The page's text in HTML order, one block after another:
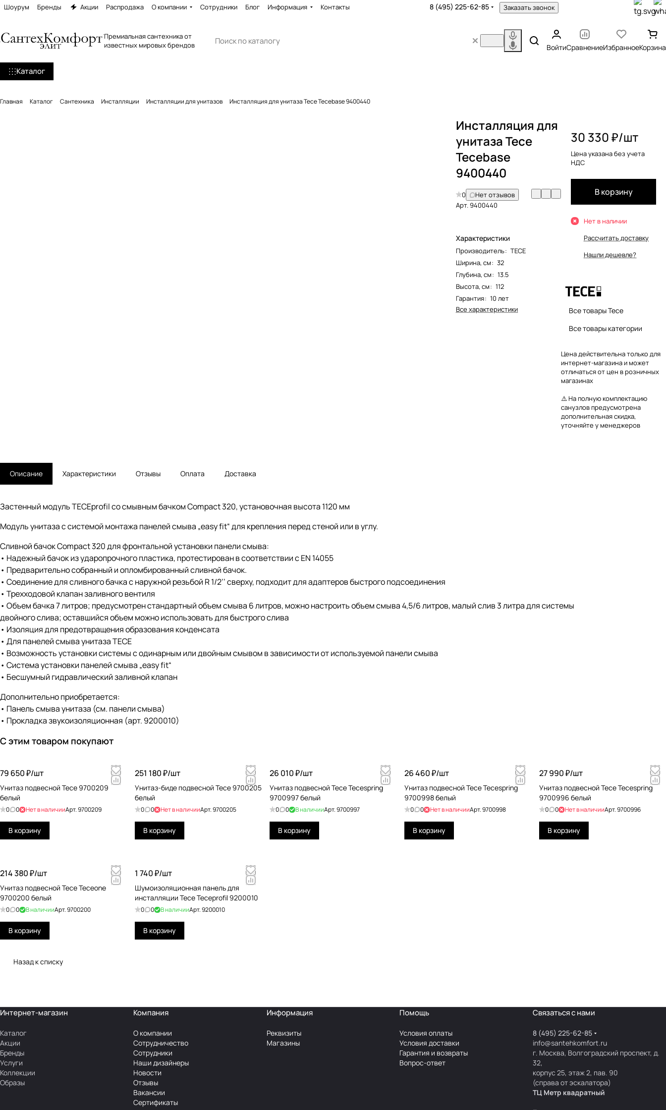
Шоурум Бренды Акции Распродажа О компании Сотрудники Блог Информация Контакты 8 (495) 225-62-85 Заказать звонок
Премиальная сантехника от
известных мировых брендов
ВойтиСравнениеИзбранноеКорзина
Каталог
Главная Каталог Сантехника Инсталляции Инсталляции для унитазов Инсталляция для унитаза Tece Tecebase 9400440
Инсталляция для
унитаза Tece
Tecebase
9400440
0
Нет отзывов
Арт.9400440
Характеристики
Производитель: TECE
Ширина, см: 32
Глубина, см: 13.5
Высота, см: 112
Гарантия: 10 лет
Все характеристики
30 330 ₽/шт
Цена указана без учета
НДС
В корзину
Нет в наличии
Рассчитать доставку
Нашли дешевле?
Все товары Tece
Все товары категории
Цена действительна только для
интернет-магазина и может
отличаться от цен в розничных
магазинах
⚠️ На полную комплектацию
санузлов предусмотрена
дополнительная скидка,
уточняйте у менеджеров
Описание Характеристики Отзывы Оплата Доставка
Застенный модуль TECEprofil со смывным бачком Compact 320, установочная высота 1120 мм
Модуль унитаза с системой монтажа панелей смыва „easy fit“ для крепления перед стеной или в углу.
Сливной бачок Compact 320 для фронтальной установки панели смыва:
• Надежный бачок из ударопрочного пластика, протестирован в соответствии с EN 14055
• Предварительно собранный и опломбированный сливной бачок.
• Соединение для сливного бачка с наружной резьбой R 1/2’’ сверху, подходит для адаптеров быстрого подсоединения
• Трехходовой клапан заливного вентиля
• Объем бачка 7 литров; предусмотрен стандартный объем смыва 6 литров, можно настроить объем смыва 4,5/6 литров, малый слив 3 литра для системы
двойного слива; оставшийся объем можно использовать для быстрого слива
• Изоляция для предотвращения образования конденсата
• Для панелей смыва унитаза TECE
• Возможность установки системы с одинарным или двойным смывом в зависимости от используемой панели смыва
• Система установки панелей смыва „easy fit“
• Бесшумный гидравлический заливной клапан
Дополнительно приобретается:
• Панель смыва унитаза (см. панели смыва)
• Прокладка звукоизоляционная (арт. 9200010)
С этим товаром покупают
79 650 ₽/шт
Унитаз подвесной Tece 9700209
белый
0 0 Нет в наличииАрт.9700209
В корзину
251 180 ₽/шт
Унитаз-биде подвесной Tece 9700205
белый
0 0 Нет в наличииАрт.9700205
В корзину
26 010 ₽/шт
Унитаз подвесной Tece Tecespring
9700997 белый
0 0 В наличииАрт.9700997
В корзину
26 460 ₽/шт
Унитаз подвесной Tece Tecespring
9700998 белый
0 0 Нет в наличииАрт.9700998
В корзину
27 990 ₽/шт
Унитаз подвесной Tece Tecespring
9700996 белый
0 0 Нет в наличииАрт.9700996
В корзину
214 380 ₽/шт
Унитаз подвесной Tece Teceone
9700200 белый
0 0 В наличииАрт.9700200
В корзину
1 740 ₽/шт
Шумоизоляционная панель для
инсталляции Tece Teceprofil 9200010
0 0 В наличииАрт.9200010
В корзину
Назад к списку
Интернет-магазин
Каталог
Акции
Бренды
Услуги
Коллекции
Образы
Компания
О компании
Сотрудничество
Сотрудники
Наши дизайнеры
Новости
Отзывы
Вакансии
Сертификаты
Информация
Реквизиты
Магазины
Помощь
Условия оплаты
Условия доставки
Гарантия и возвраты
Вопрос-ответ
Связаться с нами
8 (495) 225-62-85
info@santehkomfort.ru
г. Москва, Волгоградский проспект, д.
32,
корпус 25, этаж 2, пав. 90
(справа от эскалатора)
ТЦ Метр квадратный